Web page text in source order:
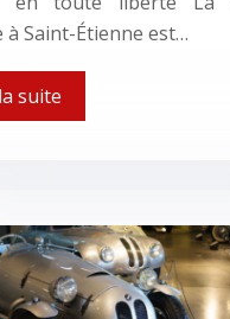
à Saint-Étienne est…
suite